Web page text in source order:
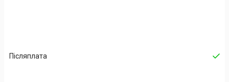
Післяплата